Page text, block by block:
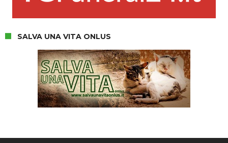
SALVA UNA VITA ONLUS